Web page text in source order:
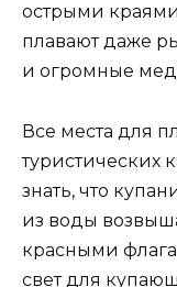
острыми краями
плавают даже
и огромные
Все места для
туристических
знать, что
из воды
красными
свет для